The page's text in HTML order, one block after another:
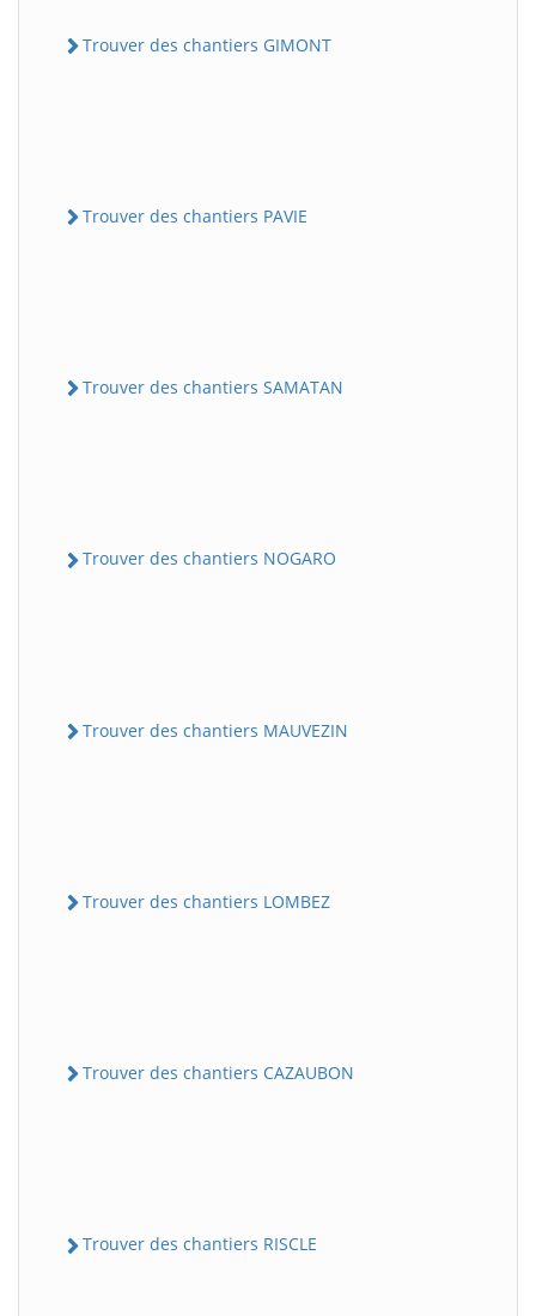
Trouver des chantiers GIMONT
Trouver des chantiers PAVIE
Trouver des chantiers SAMATAN
Trouver des chantiers NOGARO
Trouver des chantiers MAUVEZIN
Trouver des chantiers LOMBEZ
Trouver des chantiers CAZAUBON
Trouver des chantiers RISCLE